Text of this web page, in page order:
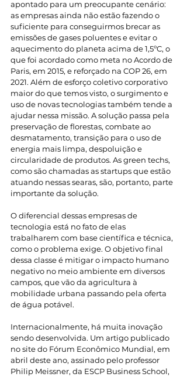
apontado para um preocupante cenário:
as empresas ainda não estão fazendo o
suficiente para conseguirmos brecar as
emissões de gases poluentes e evitar o
aquecimento do planeta acima de 1,5ºC, o
que foi acordado como meta no Acordo de
Paris, em 2015, e reforçado na COP 26, em
2021. Além de esforço coletivo corporativo
maior do que temos visto, o surgimento e
uso de novas tecnologias também tende a
ajudar nessa missão. A solução passa pela
preservação de florestas, combate ao
desmatamento, transição para o uso de
energia mais limpa, despoluição e
circularidade de produtos. As green techs,
como são chamadas as startups que estão
atuando nessas searas, são, portanto, parte
importante da solução.
O diferencial dessas empresas de
tecnologia está no fato de elas
trabalharem com base científica e técnica,
como o problema exige. O objetivo final
dessa classe é mitigar o impacto humano
negativo no meio ambiente em diversos
campos, que vão da agricultura à
mobilidade urbana passando pela oferta
de água potável.
Internacionalmente, há muita inovação
sendo desenvolvida. Um artigo publicado
no site do Fórum Econômico Mundial, em
abril deste ano, assinado pelo professor
Philip Meissner, da ESCP Business School,